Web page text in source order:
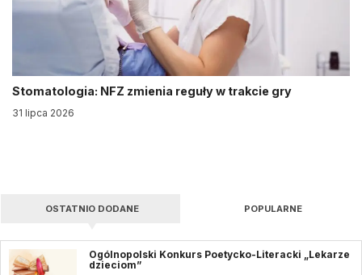
Stomatologia: NFZ zmienia reguły w trakcie gry
31 lipca 2026
OSTATNIO DODANE POPULARNE
Ogólnopolski Konkurs Poetycko-Literacki „Lekarze
dzieciom”